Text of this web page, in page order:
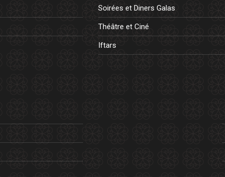
Soirées et Diners Galas
Théâtre et Ciné
Iftars